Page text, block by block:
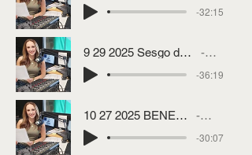
-32:15
9 29 2025 Sesgo de Peso Anorexia en un cuerpo gordo.MP3
Lucy
-36:19
10 27 2025 BENEFICIOS DEL EJERCICIO.MP3
Artist
-30:07